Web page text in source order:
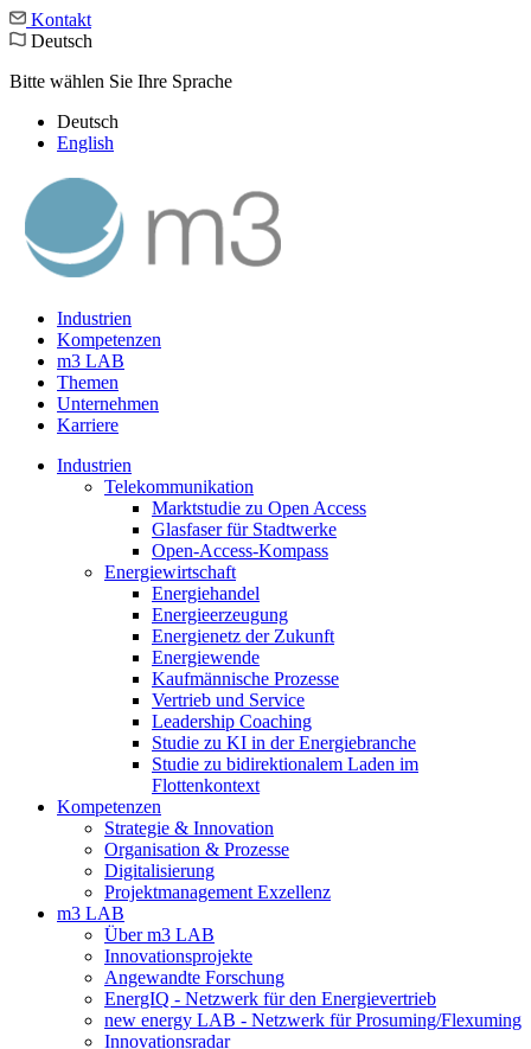
Kontakt
Deutsch
Bitte wählen Sie Ihre Sprache
Deutsch
English
Industrien
Kompetenzen
m3 LAB
Themen
Unternehmen
Karriere
Industrien
Telekommunikation
Marktstudie zu Open Access
Glasfaser für Stadtwerke
Open-Access-Kompass
Energiewirtschaft
Energiehandel
Energieerzeugung
Energienetz der Zukunft
Energiewende
Kaufmännische Prozesse
Vertrieb und Service
Leadership Coaching
Studie zu KI in der Energiebranche
Studie zu bidirektionalem Laden im
Flottenkontext
Kompetenzen
Strategie & Innovation
Organisation & Prozesse
Digitalisierung
Projektmanagement Exzellenz
m3 LAB
Über m3 LAB
Innovationsprojekte
Angewandte Forschung
EnergIQ - Netzwerk für den Energievertrieb
new energy LAB - Netzwerk für Prosuming/Flexuming
Innovationsradar